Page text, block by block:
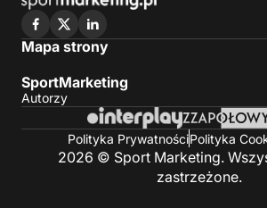
Mapa strony
SportMarketing
Autorzy
Polityka PrywatnościPolityka
2026 © Sport Marketing.
zastrzeżone.